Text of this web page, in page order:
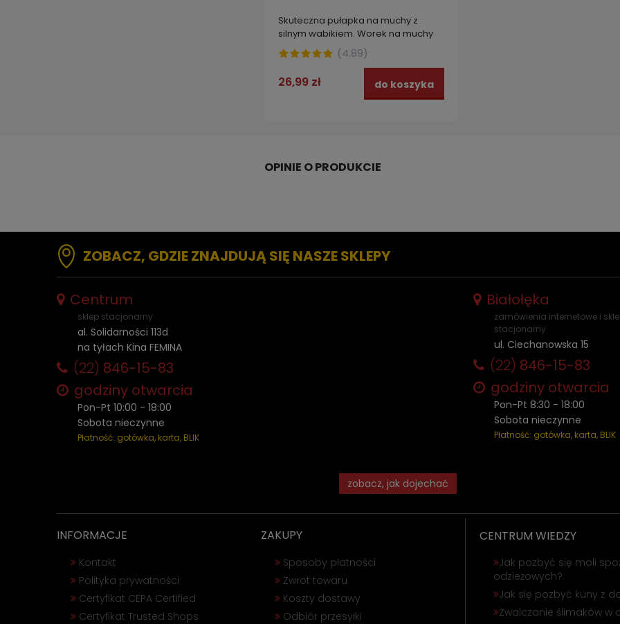
Skuteczna pułapka na muchy z
silnym wabikiem. Worek na muchy
wyłapuje nawet 80 000 owadów
STRONG FLY CATCHER 1 szt.
(4.89)
26,99 zł do koszyka
ZOBACZ, GDZIE ZNAJDUJĄ SIĘ NASZE SKLEPY
Centrum
sklep stacjonarny
al. Solidarności 113d
na tyłach Kina FEMINA
(22) 846-15-83
godziny otwarcia
Pon-Pt 10:00 - 18:00
Sobota nieczynne
Płatność: gotówka, karta, BLIK
zobacz, jak dojechać
Białołęka
zamówienia internetowe i
stacjonarny
ul. Ciechanowska 15
(22) 846-15-83
godziny otwarcia
Pon-Pt 8:30 - 18:00
Sobota nieczynne
Płatność: gotówka, karta, BLIK
INFORMACJE
Kontakt
Polityka prywatności
Certyfikat CEPA Certified
Certyfikat Trusted Shops
ZAKUPY
Sposoby płatności
Zwrot towaru
Koszty dostawy
Odbiór przesyłki
CENTRUM WIEDZY
Jak pozbyć się moli
odzieżowych?
Jak się pozbyć kuny z
Zwalczanie ślimaków w